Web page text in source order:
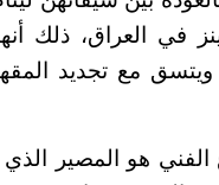
في العراق، ذلك
ويتسق مع تجديد
الفني هو المصير